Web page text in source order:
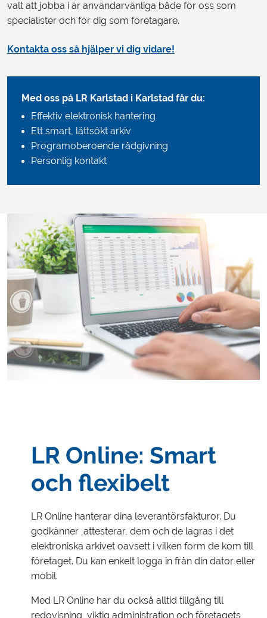
valt att jobba i är användarvänliga både för oss som
specialister och för dig som företagare.
Kontakta oss så hjälper vi dig vidare!
Med oss på LR Karlstad i Karlstad får du:
Effektiv elektronisk hantering
Ett smart, lättsökt arkiv
Programoberoende rådgivning
Personlig kontakt
LR Online: Smart
och flexibelt
LR Online hanterar dina leverantörsfakturor. Du
godkänner ,attesterar, dem och de lagras i det
elektroniska arkivet oavsett i vilken form de kom till
företaget. Du kan enkelt logga in från din dator eller
mobil.
Med LR Online har du också alltid tillgång till
redovisning, viktig administration och företagets